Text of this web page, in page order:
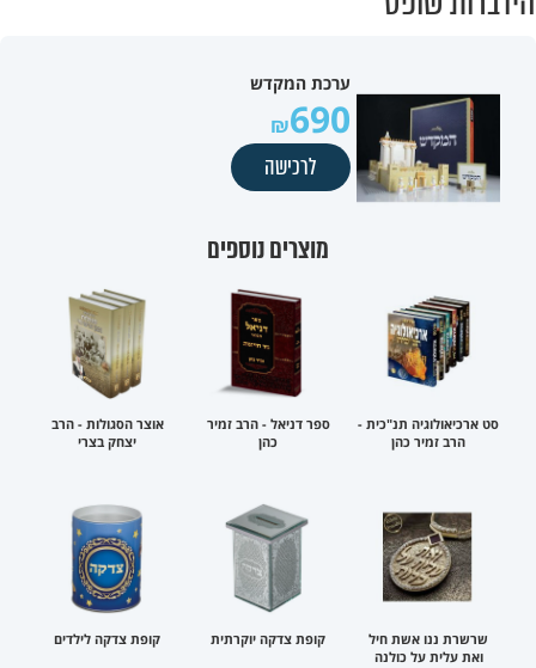
ערכת המקדש
690
לרכישה
מוצרים נוספים
סט ארכיאולוגיה תנ"כית -
הרב זמיר כהן
ספר דניאל - הרב זמיר
כהן
אוצר הסגולות - הרב
יצחק בצרי
שרשרת ננו אשת חיל
ואת עלית על כולנה
קופת צדקה יוקרתית קופת צדקה לילדים